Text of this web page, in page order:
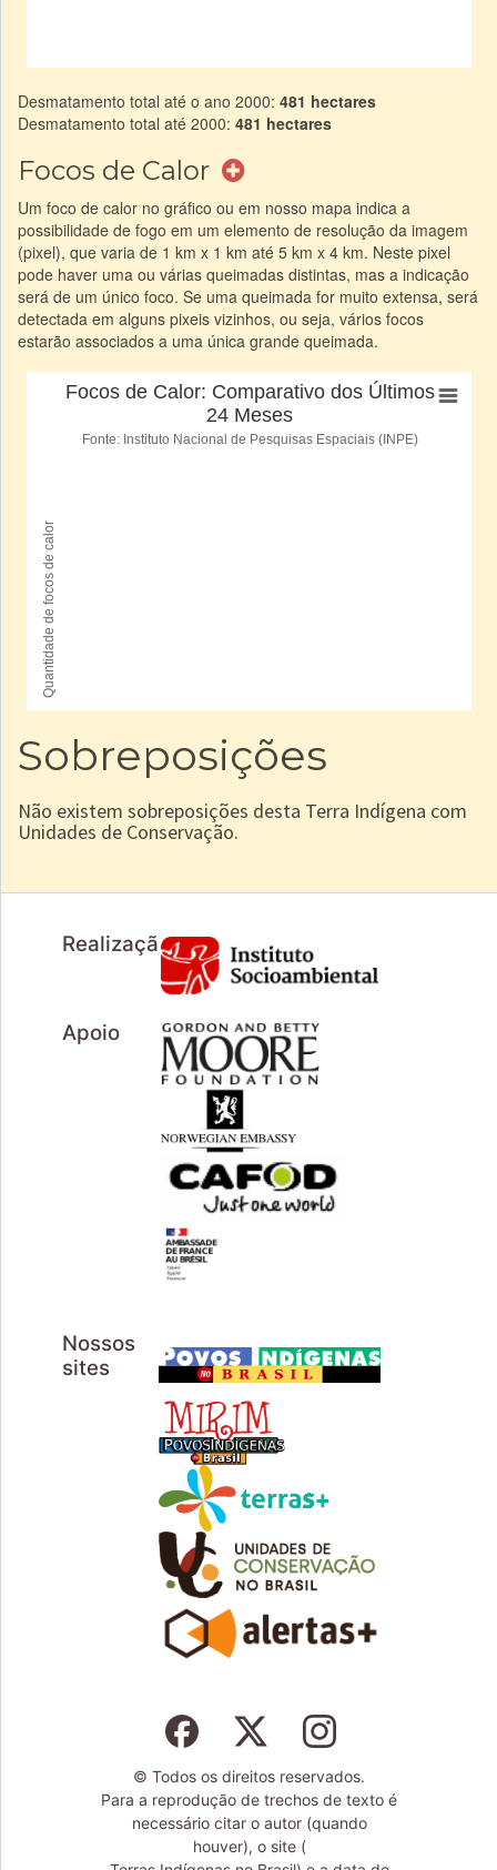
Desmatamento total até o ano 2000: 481 hectares
Desmatamento total até 2000: 481 hectares
Focos de Calor
Um foco de calor no gráfico ou em nosso mapa indica a
possibilidade de fogo em um elemento de resolução da imagem
(pixel), que varia de 1 km x 1 km até 5 km x 4 km. Neste pixel
pode haver uma ou várias queimadas distintas, mas a indicação
será de um único foco. Se uma queimada for muito extensa, será
detectada em alguns pixeis vizinhos, ou seja, vários focos
estarão associados a uma única grande queimada.
Sobreposições
Não existem sobreposições desta Terra Indígena com
Unidades de Conservação.